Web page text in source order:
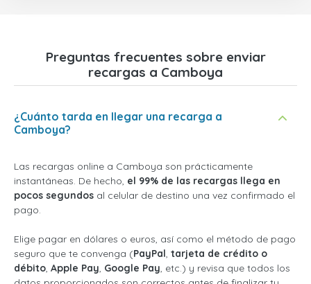
Preguntas frecuentes sobre enviar
recargas a Camboya
¿Cuánto tarda en llegar una recarga a
Camboya?
Las recargas online a Camboya son prácticamente
instantáneas. De hecho, el 99% de las recargas llega en
pocos segundos al celular de destino una vez confirmado el
pago.
Elige pagar en dólares o euros, así como el método de pago
seguro que te convenga (PayPal, tarjeta de crédito o
débito, Apple Pay, Google Pay, etc.) y revisa que todos los